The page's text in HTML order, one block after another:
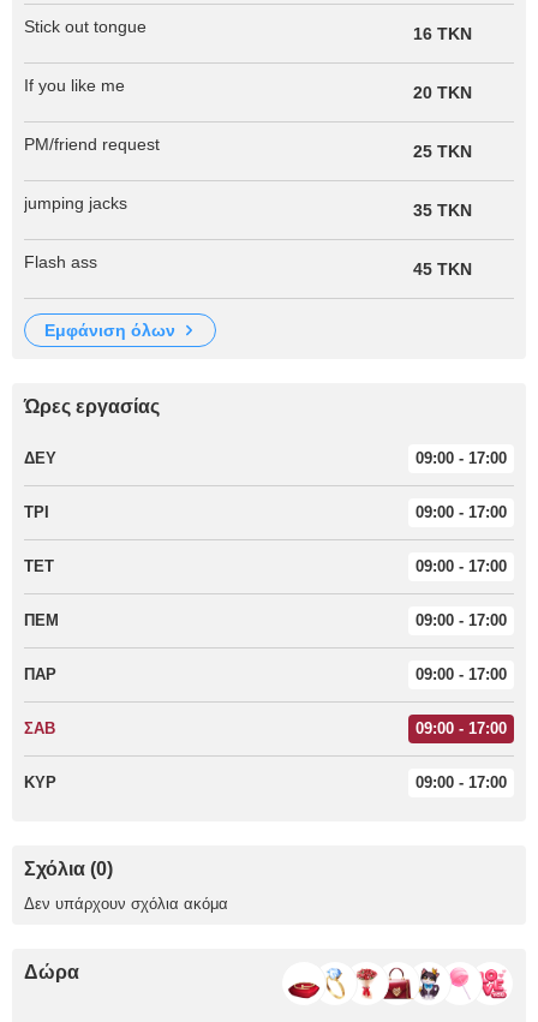
Stick out tongue 16 TKN
If you like me 20 TKN
PM/friend request 25 TKN
jumping jacks 35 TKN
Flash ass 45 TKN
εμφάνιση όλων
Ώρες εργασίας
ΔΕΥ 09:00 - 17:00
ΤΡΙ 09:00 - 17:00
ΤΕΤ 09:00 - 17:00
ΠΕΜ 09:00 - 17:00
ΠΑΡ 09:00 - 17:00
ΣΑΒ 09:00 - 17:00
ΚΥΡ 09:00 - 17:00
Σχόλια (0)
Δεν υπάρχουν σχόλια ακόμα
Δώρα